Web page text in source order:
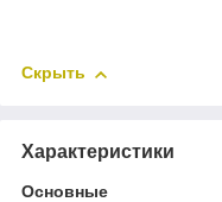
Скрыть
Характеристики
Основные